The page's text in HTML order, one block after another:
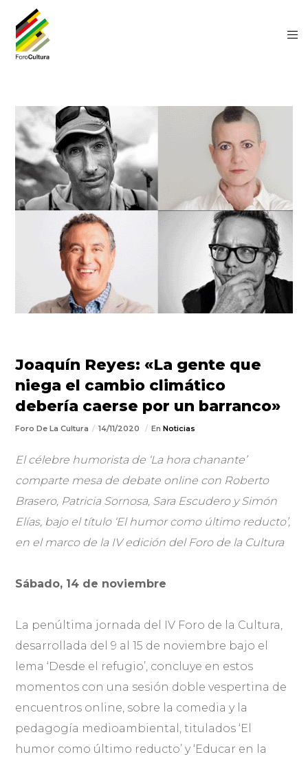
Joaquín Reyes: «La gente que
niega el cambio climático
debería caerse por un barranco»
Foro De La Cultura 14/11/2020 EnNoticias
El célebre humorista de ‘La hora chanante’
comparte mesa de debate online con Roberto
Brasero, Patricia Sornosa, Sara Escudero y Simón
Elías, bajo el título ‘El humor como último reducto’,
en el marco de la IV edición del Foro de la Cultura
Sábado, 14 de noviembre
La penúltima jornada del IV Foro de la Cultura,
desarrollada del 9 al 15 de noviembre bajo el
lema ‘Desde el refugio’, concluye en estos
momentos con una sesión doble vespertina de
encuentros online, sobre la comedia y la
pedagogía medioambiental, titulados ‘El
humor como último reducto’ y ‘Educar en la